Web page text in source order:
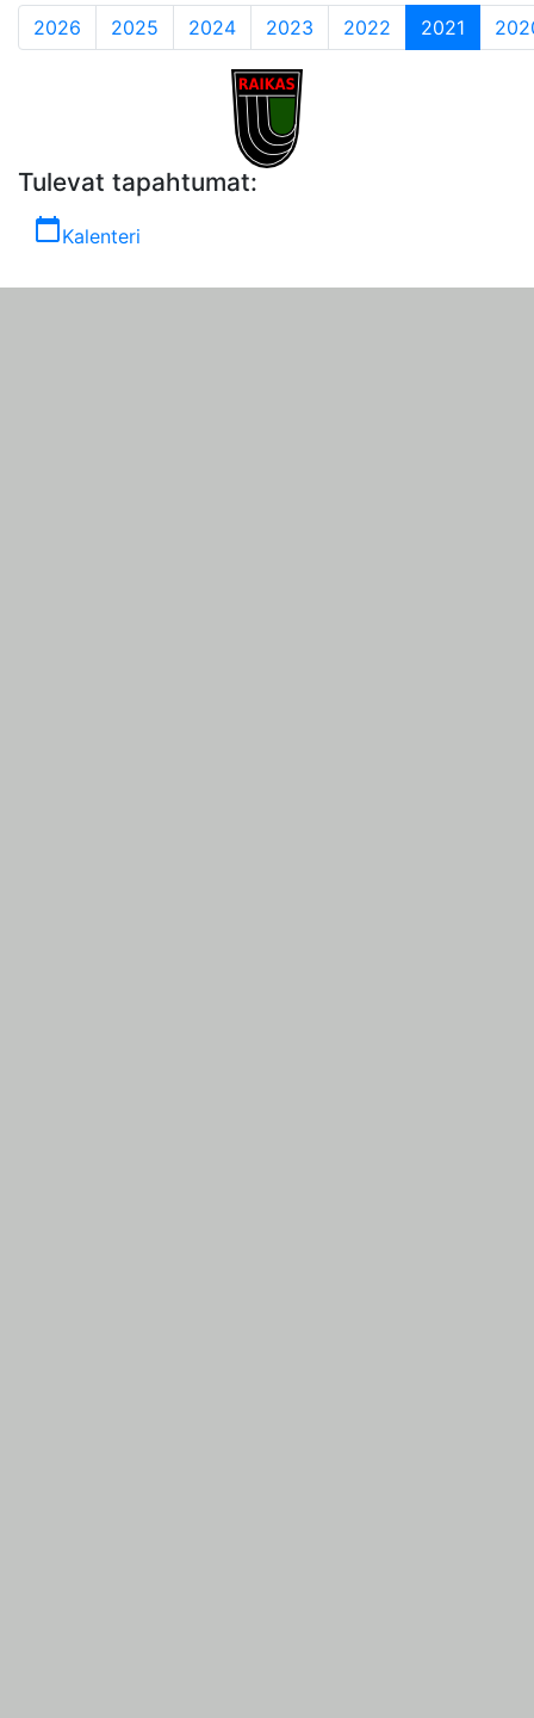
2026 2025 2024 2023 2022 2021
Tulevat tapahtumat:
calendar_todayKalenteri